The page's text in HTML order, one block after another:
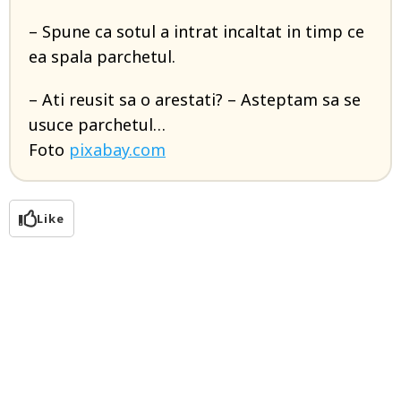
– Spune ca sotul a intrat incaltat in timp ce
ea spala parchetul.
– Ati reusit sa o arestati? – Asteptam sa se
usuce parchetul…
Foto pixabay.com
Like